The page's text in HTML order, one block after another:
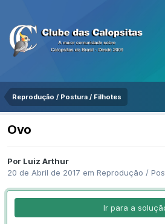
Reprodução / Postura / Filhotes
Ovo
Por Luiz Arthur
20 de Abril de 2017 em Reprodução /
Ir para a